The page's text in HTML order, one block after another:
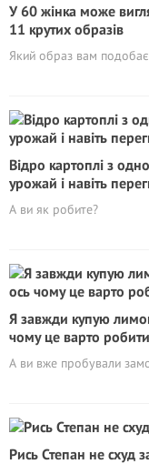
У 60 жінка може
11 крутих образів
Який образ вам
Відро картоплі з
урожай і навіть
А ви як робите?
Я завжди купую
чому це варто робити
А ви вже пробували
Рись Степан не схуд